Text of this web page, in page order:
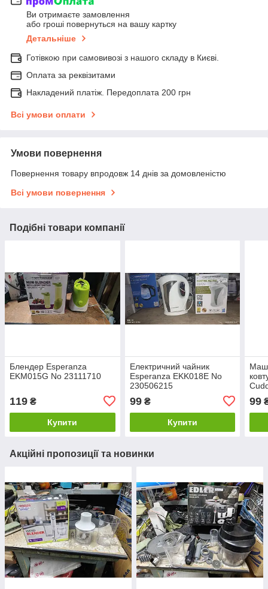
Ви отримаєте замовлення
або гроші повернуться на вашу картку
Детальніше
Готівкою при самовивозі з нашого складу в Києві.
Оплата за реквізитами
Накладений платіж. Передоплата 200 грн
Всі умови оплати
Умови повернення
Повернення товару впродовж 14 днів за домовленістю
Всі умови повернення
Подібні товари компанії
Блендер Esperanza
EKM015G No 23111710
119 ₴
Купити
Електричний чайник
Esperanza EKK018E No
230506215
99₴
Купити
99
Акційні пропозиції та новинки